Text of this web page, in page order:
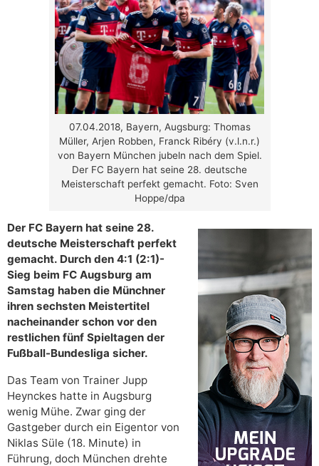
07.04.2018, Bayern, Augsburg: Thomas
Müller, Arjen Robben, Franck Ribéry (v.l.n.r.)
von Bayern München jubeln nach dem Spiel.
Der FC Bayern hat seine 28. deutsche
Meisterschaft perfekt gemacht. Foto: Sven
Hoppe/dpa
Der FC Bayern hat seine 28.
deutsche Meisterschaft perfekt
gemacht. Durch den 4:1 (2:1)-
Sieg beim FC Augsburg am
Samstag haben die Münchner
ihren sechsten Meistertitel
nacheinander schon vor den
restlichen fünf Spieltagen der
Fußball-Bundesliga sicher.
Das Team von Trainer Jupp
Heynckes hatte in Augsburg
wenig Mühe. Zwar ging der
Gastgeber durch ein Eigentor von
Niklas Süle (18. Minute) in
Führung, doch München drehte